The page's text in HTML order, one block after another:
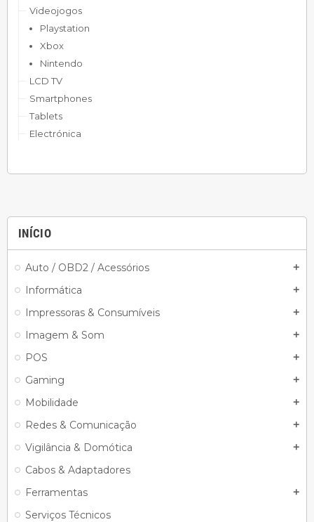
INÍCIO
Auto / OBD2 / Acessórios add
Informática add
Impressoras & Consumíveis add
Imagem & Som add
POS add
Gaming add
Mobilidade add
Redes & Comunicação add
Vigilância & Domótica add
Cabos & Adaptadores
Ferramentas
add
Serviços Técnicos
Videojogos
Playstation
Xbox
Nintendo
LCD TV
Smartphones
Tablets
Electrónica